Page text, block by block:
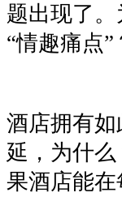
题出现了
“情趣痛点
酒店拥有
延，为什
果酒店能